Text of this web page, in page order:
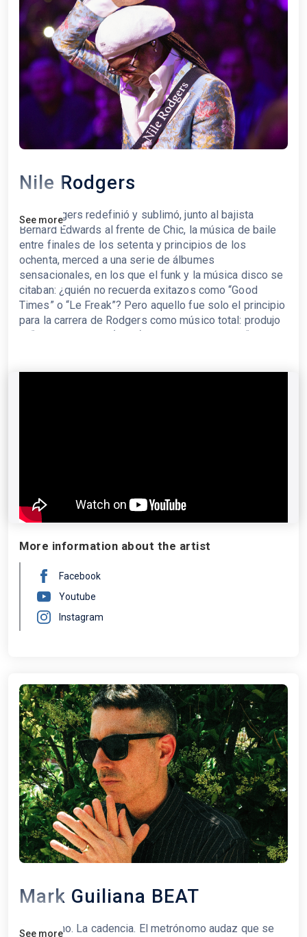
Nile Rodgers
Nile Rodgers redefinió y sublimó, junto al bajista
Bernard Edwards al frente de Chic, la música de baile
entre finales de los setenta y principios de los
ochenta, merced a una serie de álbumes
sensacionales, en los que el funk y la música disco se
citaban: ¿quién no recuerda exitazos como “Good
Times” o “Le Freak”? Pero aquello fue solo el principio
para la carrera de Rodgers como músico total: produjo
de una absoluta leyenda.
See more
More information about the artist
Facebook
Youtube
Instagram
Mark Guiliana BEAT
Es el ritmo. La cadencia. El metrónomo audaz que se
See more